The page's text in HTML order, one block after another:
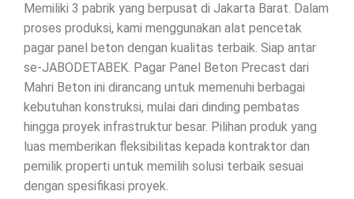
Memiliki 3 pabrik yang berpusat di Jakarta Barat. Dalam
proses produksi, kami menggunakan alat pencetak
pagar panel beton dengan kualitas terbaik. Siap antar
se-JABODETABEK. Pagar Panel Beton Precast dari
Mahri Beton ini dirancang untuk memenuhi berbagai
kebutuhan konstruksi, mulai dari dinding pembatas
hingga proyek infrastruktur besar. Pilihan produk yang
luas memberikan fleksibilitas kepada kontraktor dan
pemilik properti untuk memilih solusi terbaik sesuai
dengan spesifikasi proyek.